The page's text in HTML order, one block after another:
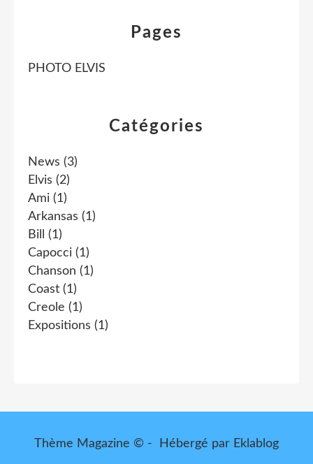
Catégories
News (3)
Elvis (2)
Ami (1)
Arkansas (1)
Bill
(1)
Capocci (1)
Chanson (1)
Coast (1)
Creole (1)
Expositions (1)
Pages
PHOTO ELVIS
Thème Magazine © - Hébergé par Eklablog